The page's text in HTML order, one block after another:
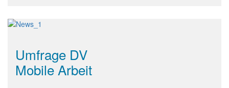
Umfrage DV
Mobile Arbeit